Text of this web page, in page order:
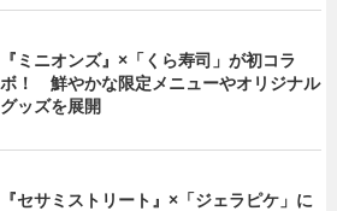
『ミニオンズ』×「くら寿司」が初コラ
ボ！ 鮮やかな限定メニューやオリジナル
グッズを展開
『セサミストリート』×「ジェラピケ」に